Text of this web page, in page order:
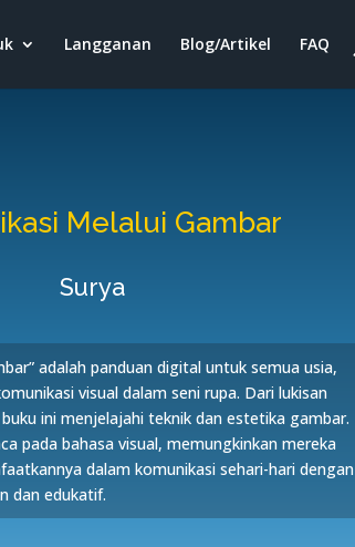
Langganan Blog/Artikel FAQ
Melalui Gambar
Surya
adalah panduan digital untuk semua usia,
visual dalam seni rupa. Dari lukisan
ini menjelajahi teknik dan estetika gambar.
pada bahasa visual, memungkinkan mereka
dalam komunikasi sehari-hari dengan
dan edukatif.